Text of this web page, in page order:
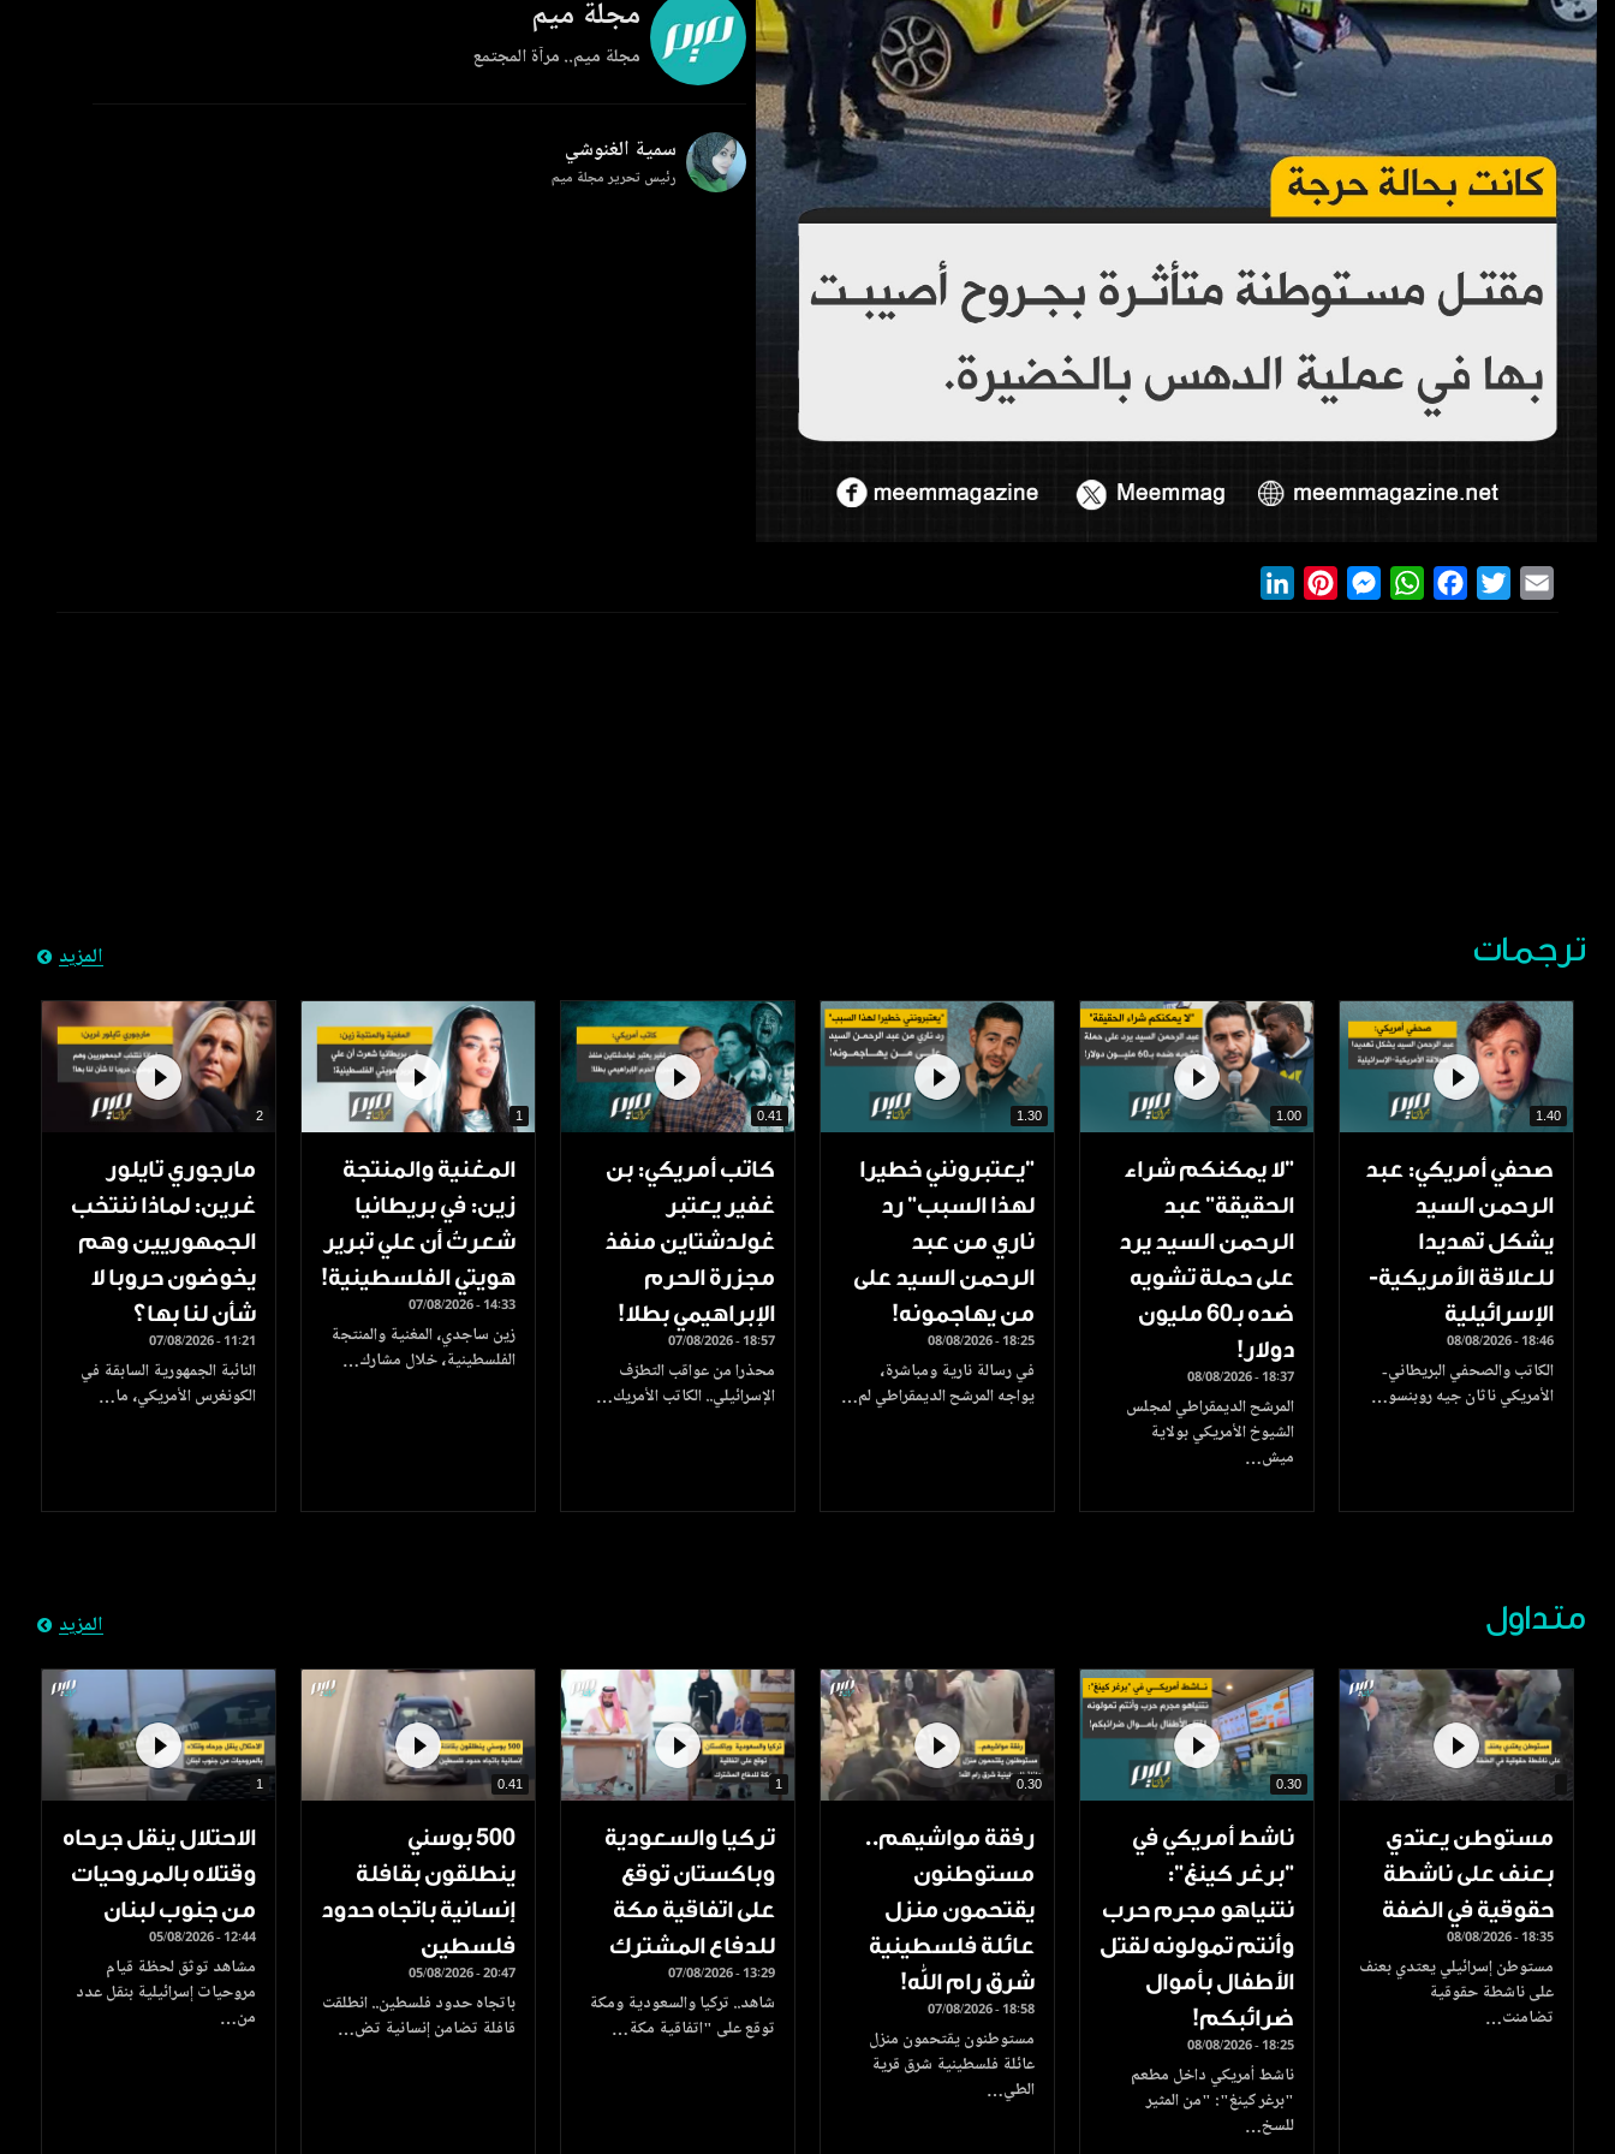
مجلة ميم
مجلة ميم.. مرآة المجتمع
سمية الغنوشي
رئيس تحرير مجلة ميم
LinkedInPinterestMessengerWhatsAppFacebook
Twitter
ترجمات المزيد
1.40
صحفي أمريكي: عبد
الرحمن السيد
يشكل تهديدا
للعلاقة الأمريكية-
الإسرائيلية
08/08/2026 - 18:46
الكاتب والصحفي البريطاني-
الأمريكي ناثان جيه روبنسو…
1.00
"لا يمكنكم شراء
الحقيقة" عبد
الرحمن السيد يرد
على حملة تشويه
ضده بـ60 مليون
دولار!
08/08/2026 - 18:37
المرشح الديمقراطي لمجلس
الشيوخ الأمريكي بولاية
ميش…
1.30
"يعتبرونني خطيرا
لهذا السبب" رد
ناري من عبد
الرحمن السيد على
من يهاجمونه!
08/08/2026 - 18:25
في رسالة نارية ومباشرة،
يواجه المرشح الديمقراطي لم…
0.41
كاتب أمريكي: بن
غفير يعتبر
غولدشتاين منفذ
مجزرة الحرم
الإبراهيمي بطلا!
07/08/2026 - 18:57
محذرا من عواقب التطرّف
الإسرائيلي.. الكاتب الأمريك…
1
المغنية والمنتجة
زين: في بريطانيا
شعرتُ أن علي تبرير
هويتي الفلسطينية!
07/08/2026 - 14:33
زين ساجدي، المغنية والمنتجة
الفلسطينية، خلال مشارك…
2
مارجوري تايلور
غرين: لماذا ننتخب
الجمهوريين وهم
يخوضون حروبا لا
شأن لنا بها؟
07/08/2026 - 11:21
النائبة الجمهورية السابقة في
الكونغرس الأمريكي، ما…
متداول المزيد
مستوطن يعتدي
بعنف على ناشطة
حقوقية في الضفة
08/08/2026 - 18:35
مستوطن إسرائيلي يعتدي بعنف
على ناشطة حقوقية
تضامنت…
0.30
ناشط أمريكي في
"برغر كينغ":
نتنياهو مجرم حرب
وأنتم تمولونه لقتل
الأطفال بأموال
ضرائبكم!
08/08/2026 - 18:25
ناشط أمريكي داخل مطعم
"برغر كينغ": "من المثير
للسخ…
0.30
رفقة مواشيهم..
مستوطنون
يقتحمون منزل
عائلة فلسطينية
شرق رام الله!
07/08/2026 - 18:58
مستوطنون يقتحمون منزل
عائلة فلسطينية شرق قرية
الطي…
1
تركيا والسعودية
وباكستان توقع
على اتفاقية مكة
للدفاع المشترك
07/08/2026 - 13:29
شاهد.. تركيا والسعودية ومكة
توقع على "اتفاقية مكة…
0.41
500 بوسني
ينطلقون بقافلة
إنسانية باتجاه حدود
فلسطين
05/08/2026 - 20:47
باتجاه حدود فلسطين.. انطلقت
قافلة تضامن إنسانية تض…
1
الاحتلال ينقل جرحاه
وقتلاه بالمروحيات
من جنوب لبنان
05/08/2026 - 12:44
مشاهد توثق لحظة قيام
مروحيات إسرائيلية بنقل عدد
من…